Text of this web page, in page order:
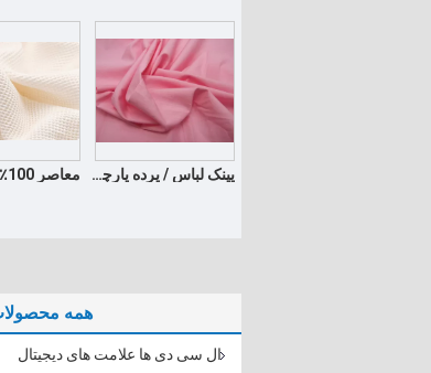
پینک لباس / پرده پارچه پنبه پارچه 100 توسط 120gsm حیاط
همه
ال سی دی ها علامت های دیجیتال